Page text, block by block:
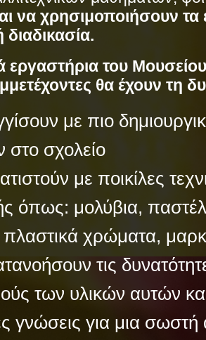
να χρησιμοποιήσουν τα
διαδικασία.
εργαστήρια του
θα έχουν τη
με πιο
στο σχολείο
με ποικίλες
όπως: μολύβια,
χρώματα,
τις
των υλικών αυτών
γνώσεις για μια σωστή